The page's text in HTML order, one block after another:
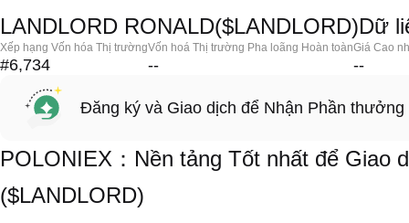
LANDLORD RONALD($LANDLORD)Dữ
Xếp hạng Vốn hóa Thị trường
#6,734
Vốn hoá Thị trường Pha loãng Hoàn toàn
--
Giá Cao
--
Đăng ký và Giao dịch để Nhận Phần thưởng
POLONIEX：Nền tảng Tốt nhất để Giao
($LANDLORD)